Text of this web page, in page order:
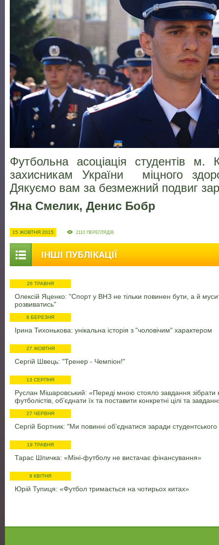
Футбольна асоціація студентів м.
захисникам України міцного
Дякуємо вам за безмежний подвиг
Яна Смелик, Денис Бобр
15 ЖОВТНЯ 2015 2110 ПЕРЕГЛЯДІВ
ІНШІ ПУБЛІКАЦІЇ
26 ТРАВНЯ
Олексій Яценко: "Спорт у ВНЗ не тільки повинен бути, а й
розвиватись"
8 БЕРЕЗНЯ
Ірина Тихонькова: унікальна історія з "чоловічим" характером
27 ЖОВТНЯ
Сергій Швець: "Тренер - Чемпіон!"
13 СЕРПНЯ
Руслан Мішаровський: «Переді мною стояло завдання зібрати
футболістів, об’єднати їх та поставити конкретні цілі та
27 ЧЕРВНЯ
Сергій Бортник: "Ми повинні об’єднатися заради
19 ТРАВНЯ
Тарас Шпичка: «Міні-футболу не вистачає фінансування»
9 КВІТНЯ
Юрій Тупиця: «Футбол тримається на чотирьох китах»